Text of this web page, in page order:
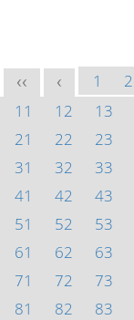
<< < 1 2
11
12 13
21
22 23
31
32 33
41
42 43
51
52 53
61
62 63
71
72 73
81
82 83